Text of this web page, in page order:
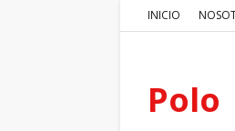
INICIO
Polo